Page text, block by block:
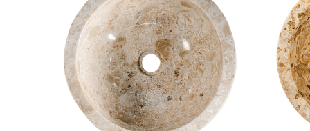
era:
R$ 3.102,00.
é:
R$ 2.585,00.